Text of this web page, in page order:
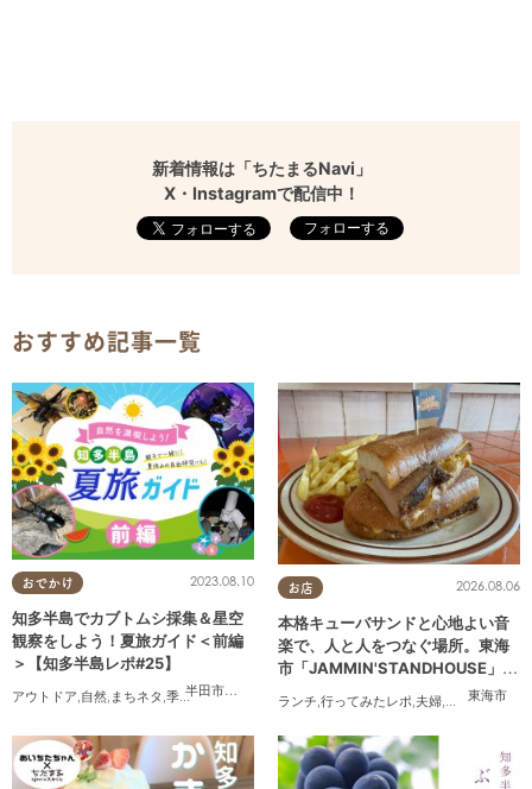
新着情報は「ちたまるNavi」
X・Instagramで配信中！
フォローする
おすすめ記事一覧
おでかけ
半田市武豊町
2023.08.10
知多半島でカブトムシ採集＆星空
観察をしよう！夏旅ガイド＜前編
＞【知多半島レポ#25】
アウトドア,自然, まちネタ ,季節ネタ , 親子 ,知多半島レポ
お店
東海市
2026.08.06
本格キューバサンドと心地よい音
楽で、人と人をつなぐ場所。東海
市「JAMMIN'STANDHOUSE」に
行ってみた
ランチ,行ってみたレポ,夫婦,おひとりさま